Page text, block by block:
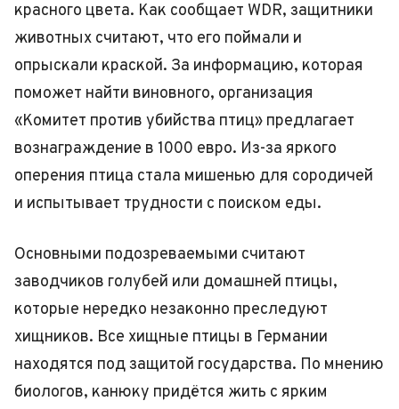
красного цвета. Как сообщает WDR, защитники
животных считают, что его поймали и
опрыскали краской. За информацию, которая
поможет найти виновного, организация
«Комитет против убийства птиц» предлагает
вознаграждение в 1000 евро. Из-за яркого
оперения птица стала мишенью для сородичей
и испытывает трудности с поиском еды.
Основными подозреваемыми считают
заводчиков голубей или домашней птицы,
которые нередко незаконно преследуют
хищников. Все хищные птицы в Германии
находятся под защитой государства. По мнению
биологов, канюку придётся жить с ярким